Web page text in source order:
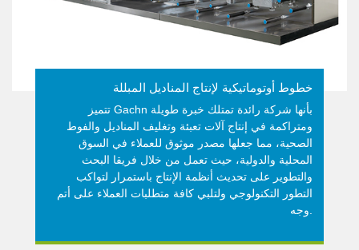
خطوط أوتوماتيكية لإنتاج المناديل المبللة
تتميز Gachn بأنها شركة رائدة تمتلك خبرة طويلة
ومتراكمة في إنتاج آلات تعبئة وتغليف المناديل والفوط
الصحية، مما جعلها مصدر موثوق للعملاء في السوق
المحلية والدولية، حيث تعمل من خلال فريقا البحث
والتطوير على تحديث أنظمة الإنتاج باستمرار لتواكب
التطور التكنولوجي ولتلبي كافة متطلبات العملاء على أتم